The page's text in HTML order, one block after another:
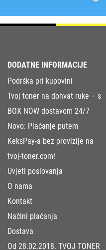
DODATNE INFORMACIJE
Podrška pri kupovini
Tvoj toner na dohvat ruke – s
BOX NOW dostavom 24/7
Novo: Plaćanje putem
KeksPay-a bez provizije na
tvoj-toner.com!
Uvjeti poslovanja
O nama
Kontakt
Načini plaćanja
Dostava
Od 28.02.2018. TVOJ TONER